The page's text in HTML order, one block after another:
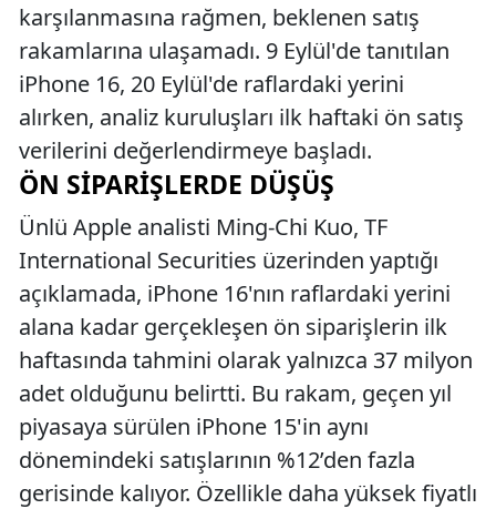
karşılanmasına rağmen, beklenen satış
rakamlarına ulaşamadı. 9 Eylül'de tanıtılan
iPhone 16, 20 Eylül'de raflardaki yerini
alırken, analiz kuruluşları ilk haftaki ön satış
verilerini değerlendirmeye başladı.
ÖN SIPARIŞLERDE DÜŞÜŞ
Ünlü Apple analisti Ming-Chi Kuo, TF
International Securities üzerinden yaptığı
açıklamada, iPhone 16'nın raflardaki yerini
alana kadar gerçekleşen ön siparişlerin ilk
haftasında tahmini olarak yalnızca 37 milyon
adet olduğunu belirtti. Bu rakam, geçen yıl
piyasaya sürülen iPhone 15'in aynı
dönemindeki satışlarının %12’den fazla
gerisinde kalıyor. Özellikle daha yüksek fiyatlı